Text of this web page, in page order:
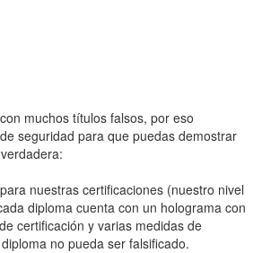
muchos títulos falsos, por eso
seguridad para que puedas demostrar
nuestras certificaciones (nuestro nivel
diploma cuenta con un holograma con
certificación y varias medidas de
no pueda ser falsificado.